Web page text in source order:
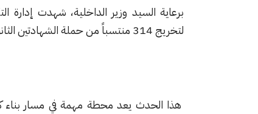
برعاية السيد وزير الداخلية، شهدت
لتخريج 314 منتسباً من حملة الشهادتين الثانوية والجامعية، وذلك بتاريخ السابع عشر من شباط 2026.
هذا الحدث يعد محطة مهمة في مسار بناء